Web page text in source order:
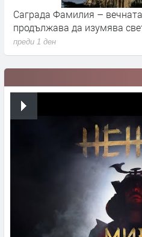
Саграда Фамилия –
продължава да изумява
преди 1 ден